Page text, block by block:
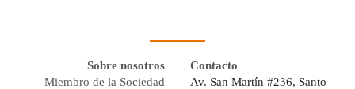
Sobre nosotros
Miembro de la Sociedad
Contacto
Av. San Martín #236, Santo